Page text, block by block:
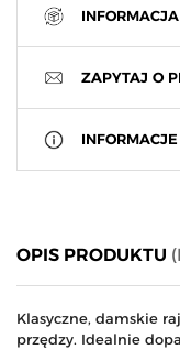
ZAPYTAJ O
OPIS PRODUKTU
Klasyczne, damskie
przędzy. Idealnie